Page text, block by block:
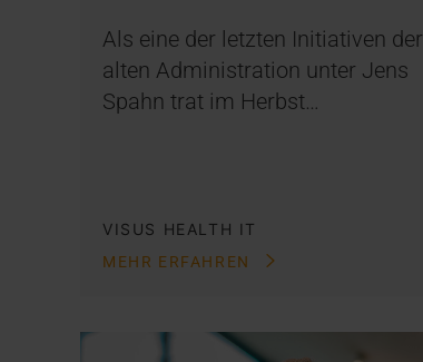
Als eine der letzten Initiativen der
alten Administration unter Jens
Spahn trat im Herbst…
VISUS HEALTH IT
MEHR ERFAHREN